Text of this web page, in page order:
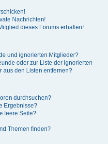
Nachrichten!
dieses Forums erhalten!
und ignorierten Mitglieder?
oder zur Liste der ignorierten
aus den Listen entfernen?
durchsuchen?
Ergebnisse?
leere Seite?
Themen finden?